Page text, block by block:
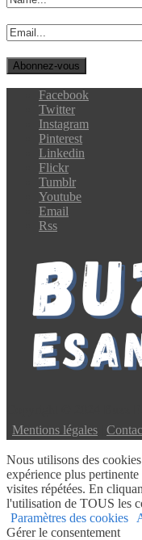
Facebook
Twitter
Instagram
Pinterest
Linkedin
Flickr
Tumblr
Youtube
Email
Rss
Mentions légales
Nous utilisons des
expérience plus
visites répétées. En
l'utilisation de TOUS les
Paramètres des cookies
Gérer le consentement